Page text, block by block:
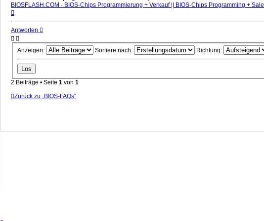
BIOSFLASH.COM - BIOS-Chips Programmierung + Verkauf || BIOS-Chips Programming + Sale
oben
Antworten
Anzeigen: Sortiere nach: Richtung:
2 Beiträge • Seite 1 von 1
Zurück zu „BIOS-FAQs“